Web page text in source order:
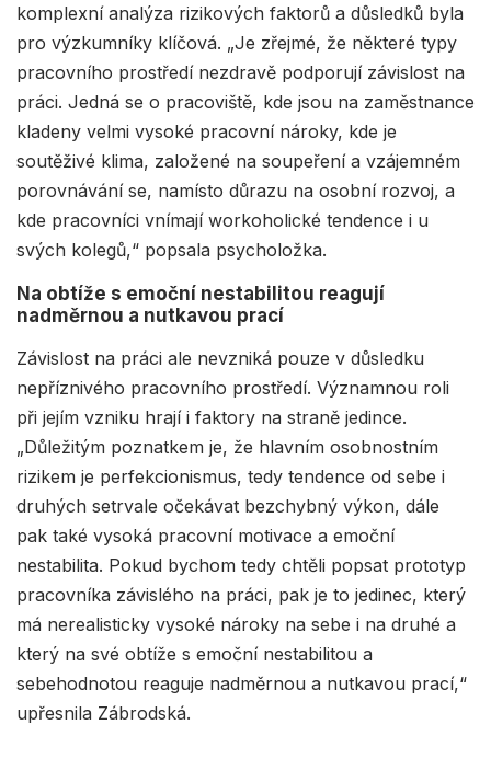
komplexní analýza rizikových faktorů a důsledků byla
pro výzkumníky klíčová. „Je zřejmé, že některé typy
pracovního prostředí nezdravě podporují závislost na
práci. Jedná se o pracoviště, kde jsou na zaměstnance
kladeny velmi vysoké pracovní nároky, kde je
soutěživé klima, založené na soupeření a vzájemném
porovnávání se, namísto důrazu na osobní rozvoj, a
kde pracovníci vnímají workoholické tendence i u
svých kolegů,“ popsala psycholožka.
Na obtíže s emoční nestabilitou reagují
nadměrnou a nutkavou prací
Závislost na práci ale nevzniká pouze v důsledku
nepříznivého pracovního prostředí. Významnou roli
při jejím vzniku hrají i faktory na straně jedince.
„Důležitým poznatkem je, že hlavním osobnostním
rizikem je perfekcionismus, tedy tendence od sebe i
druhých setrvale očekávat bezchybný výkon, dále
pak také vysoká pracovní motivace a emoční
nestabilita. Pokud bychom tedy chtěli popsat prototyp
pracovníka závislého na práci, pak je to jedinec, který
má nerealisticky vysoké nároky na sebe i na druhé a
který na své obtíže s emoční nestabilitou a
sebehodnotou reaguje nadměrnou a nutkavou prací,“
upřesnila Zábrodská.